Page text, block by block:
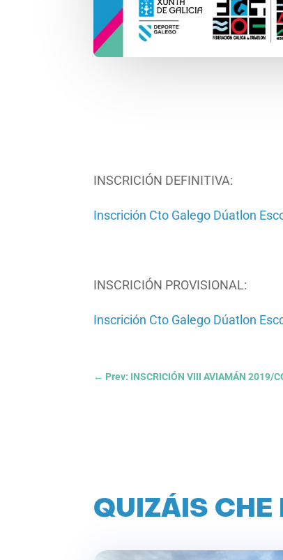
INSCRICIÓN DEFINITIVA:
Inscrición Cto Galego Dúatlon
INSCRICIÓN PROVISIONAL:
Inscrición Cto Galego Dúatlon
← Prev: INSCRICIÓN VIII AVIAMÁN 2019/
QUIZÁIS CHE